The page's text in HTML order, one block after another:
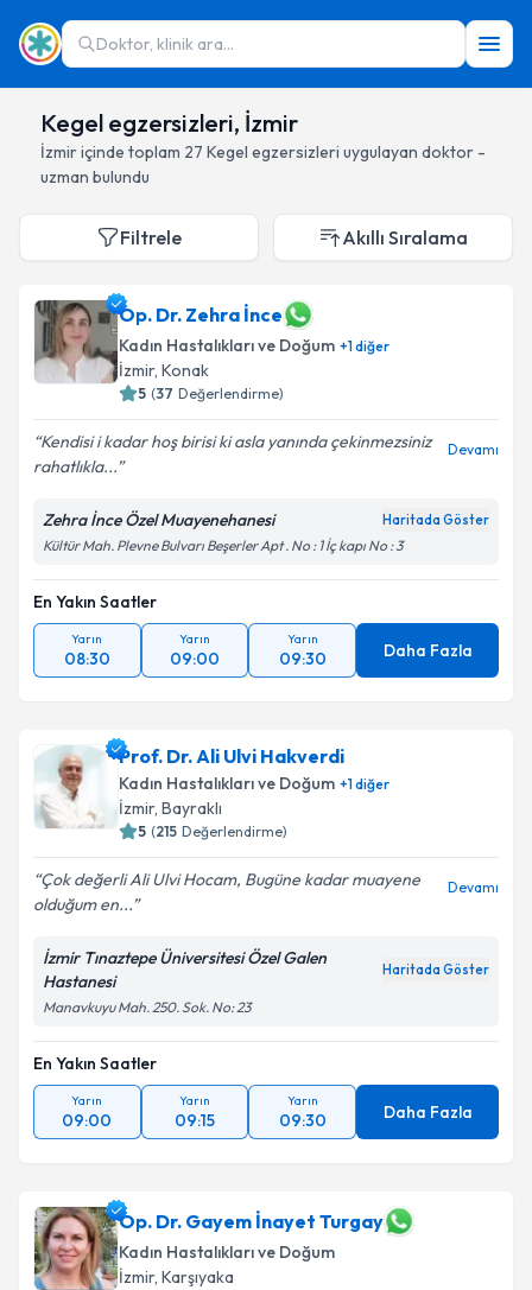
Doktor, klinik ara...
Kegel egzersizleri, İzmir
İzmiriçinde toplam 27 Kegel egzersizleri uygulayan doktor -
uzman bulundu
Filtrele Akıllı Sıralama
Op. Dr. Zehra İnce
Kadın Hastalıkları ve Doğum +1diğer
İzmir, Konak
5 (37 Değerlendirme)
Kendisi i kadar hoş birisi ki asla yanında çekinmezsiniz
rahatlıkla...
Devamı
Zehra İnce Özel Muayenehanesi Haritada Göster
Kültür Mah. Plevne Bulvarı Beşerler Apt . No : 1 İç kapı No : 3
En Yakın Saatler
Yarın
08:30
Yarın
09:00
Yarın
09:30 Daha Fazla
Prof. Dr. Ali Ulvi Hakverdi
Kadın Hastalıkları ve Doğum +1diğer
İzmir, Bayraklı
5 (215 Değerlendirme)
Çok değerli Ali Ulvi Hocam, Bugüne kadar muayene
olduğum en...
Devamı
İzmir Tınaztepe Üniversitesi Özel Galen
Hastanesi
Haritada Göster
Manavkuyu Mah. 250. Sok. No: 23
En Yakın Saatler
Yarın
09:00
Yarın
09:15
Yarın
09:30 Daha Fazla
Op. Dr. Gayem İnayet Turgay
Kadın Hastalıkları ve Doğum
İzmir, Karşıyaka